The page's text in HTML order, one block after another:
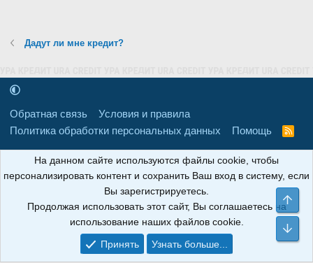
Дадут ли мне кредит?
Обратная связь
Условия и правила
Политика обработки персональных данных
Помощь
R
Свидетельство о регистрации товарного знака № 665857 от
06.08.2018 г. Сайт не является СМИ. Сделано вРунетЛаб – Сайты и
АНОИНФО; ОГРН: 1247700801700; ИНН/КПП:
9709119500/320001001; Юридический адрес: 241030, Брянская
область, г. Брянск, ул. Мира, д. 96, ком. 124
На данном сайте используются файлы cookie, чтобы
персонализировать контент и сохранить Ваш вход в систему, если
Вы зарегистрируетесь.
Продолжая использовать этот сайт, Вы соглашаетесь на
использование наших файлов cookie.
Принять
Узнать больше...